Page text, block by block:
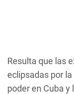
Resulta que las
eclipsadas por
poder en Cuba y